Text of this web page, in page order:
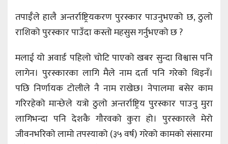
तपाईँले हालै अन्तर्राष्ट्रियकरण पुरस्कार पाउनुभएको छ, ठुलो
राशिको पुरस्कार पाउँदा कस्तो महसुस गर्नुभएको छ ?
मलाई यो अवार्ड पहिलो चोटि पाएको खबर सुन्दा विश्वास पनि
लागेन। पुरस्कारका लागि मैले नाम दर्ता पनि गरेको थिइनँ।
पछि निर्णायक टोलीले नै नाम राखेछ। नेपालमा बसेर काम
गरिरहेको मान्छेले यत्रो ठुलो अन्तर्राष्ट्रिय पुरस्कार पाउनु मुरा
लागिभन्दा पनि देशकै गौरवको कुरा हो। पुरस्कारले मेरो
जीवनभरिको लामो तपस्याको (३५ वर्ष) गरेको कामको संसारमा